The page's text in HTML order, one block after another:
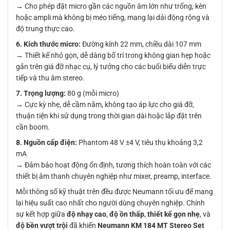
→ Cho phép đặt micro gần các nguồn âm lớn như trống, kèn
hoặc ampli mà không bị méo tiếng, mang lại dải động rộng và
độ trung thực cao.
6. Kích thước micro: Đường kính 22 mm, chiều dài 107 mm
→ Thiết kế nhỏ gọn, dễ dàng bố trí trong không gian hẹp hoặc
gắn trên giá đỡ nhạc cụ, lý tưởng cho các buổi biểu diễn trực
tiếp và thu âm stereo.
7. Trọng lượng: 80 g (mỗi micro)
→ Cực kỳ nhẹ, dễ cầm nắm, không tạo áp lực cho giá đỡ,
thuận tiện khi sử dụng trong thời gian dài hoặc lắp đặt trên
cần boom.
8. Nguồn cấp điện: Phantom 48 V ±4 V, tiêu thụ khoảng 3,2
mA
→ Đảm bảo hoạt động ổn định, tương thích hoàn toàn với các
thiết bị âm thanh chuyên nghiệp như mixer, preamp, interface.
Mỗi thông số kỹ thuật trên đều được Neumann tối ưu để mang
lại hiệu suất cao nhất cho người dùng chuyên nghiệp. Chính
sự kết hợp giữa độ nhạy cao, độ ồn thấp, thiết kế gọn nhẹ, và
độ bền vượt trội đã khiến Neumann KM 184 MT Stereo Set